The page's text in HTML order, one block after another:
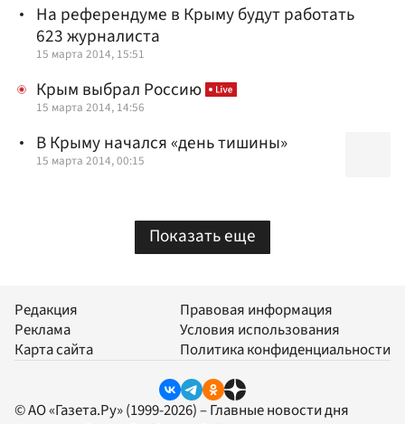
На референдуме в Крыму будут работать
623 журналиста
15 марта 2014, 15:51
Крым выбрал Россию
15 марта 2014, 14:56
В Крыму начался «день тишины»
15 марта 2014, 00:15
Показать еще
Редакция
Реклама
Карта сайта
Правовая информация
Условия использования
Политика конфиденциальности
© АО «Газета.Ру» (1999-2026) – Главные новости дня